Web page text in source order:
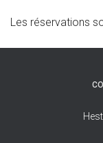
Les réservations